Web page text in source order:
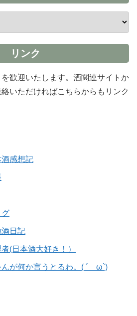
リンク
歓迎いたします。酒関連サイトか
いただければこちらからもリンク
感想記
グ
日記
(日本酒大好き！）
んが何か言うとるわ。( ´ ω`)